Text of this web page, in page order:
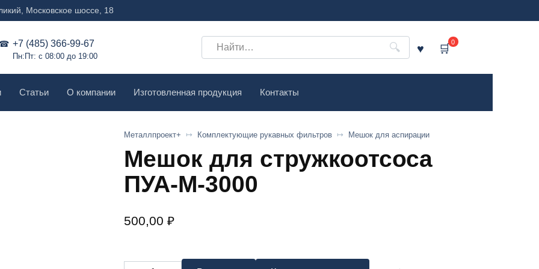
Московское шоссе, 18
+7 (485) 366-99-67
Пн:Пт: с 08:00 до 19:00
Search
for:
0
Статьи О компании Изготовленная продукция Контакты
Металлпроект+ Комплектующие рукавных фильтров Мешок для аспирации
Мешок для стружкоотсоса
ПУА-М-3000
500,00 ₽